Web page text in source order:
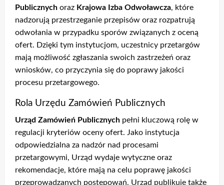
Publicznych oraz Krajowa Izba Odwoławcza, które
nadzorują przestrzeganie przepisów oraz rozpatrują
odwołania w przypadku sporów związanych z oceną
ofert. Dzięki tym instytucjom, uczestnicy przetargów
mają możliwość zgłaszania swoich zastrzeżeń oraz
wniosków, co przyczynia się do poprawy jakości
procesu przetargowego.
Rola Urzędu Zamówień Publicznych
Urząd Zamówień Publicznych pełni kluczową rolę w
regulacji kryteriów oceny ofert. Jako instytucja
odpowiedzialna za nadzór nad procesami
przetargowymi, Urząd wydaje wytyczne oraz
rekomendacje, które mają na celu poprawę jakości
przeprowadzanych postępowań. Urząd publikuje także